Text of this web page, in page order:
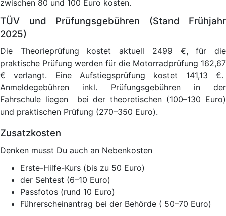
zwischen 80 und 100 Euro kosten.
TÜV und Prüfungsgebühren (Stand Frühjahr
2025)
Die Theorieprüfung kostet aktuell 2499 €, für die
praktische Prüfung werden für die Motorradprüfung 162,67
€ verlangt. Eine Aufstiegsprüfung kostet 141,13 €.
Anmeldegebühren inkl. Prüfungsgebühren in der
Fahrschule liegen bei der theoretischen (100–130 Euro)
und praktischen Prüfung (270–350 Euro).
Zusatzkosten
Denken musst Du auch an Nebenkosten
Erste-Hilfe-Kurs (bis zu 50 Euro)
der Sehtest (6–10 Euro)
Passfotos (rund 10 Euro)
Führerscheinantrag bei der Behörde ( 50–70 Euro)